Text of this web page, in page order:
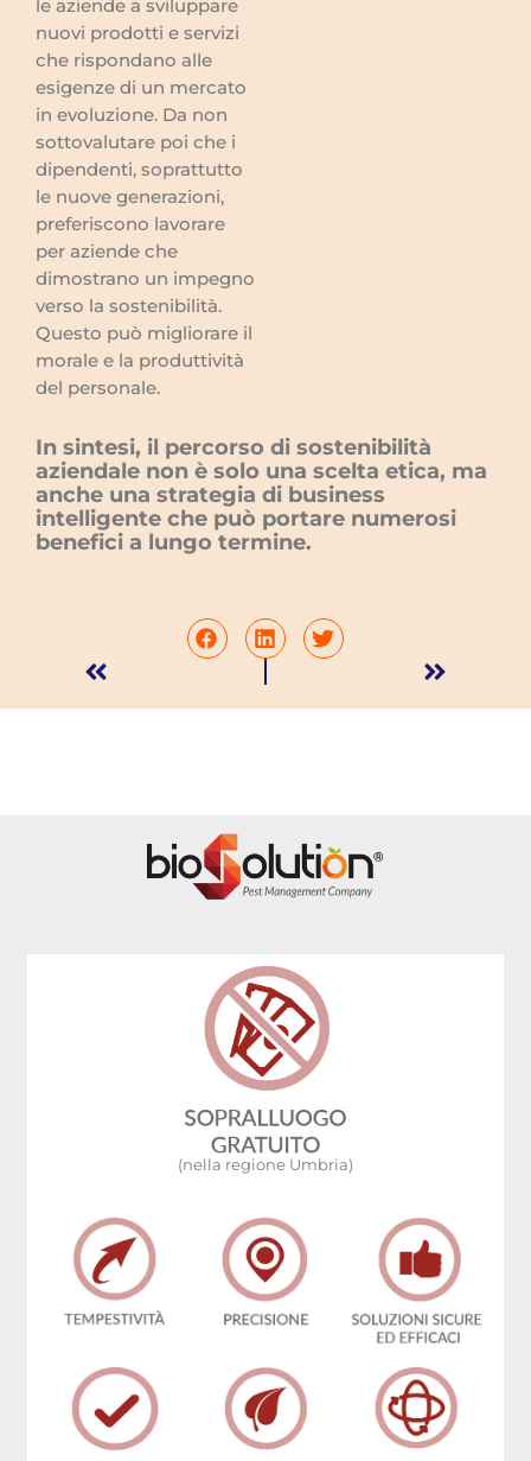
le aziende a sviluppare
nuovi prodotti e servizi
che rispondano alle
esigenze di un mercato
in evoluzione. Da non
sottovalutare poi che i
dipendenti, soprattutto
le nuove generazioni,
preferiscono lavorare
per aziende che
dimostrano un impegno
verso la sostenibilità.
Questo può migliorare il
morale e la produttività
del personale.
In sintesi, il percorso di sostenibilità
aziendale non è solo una scelta etica, ma
anche una strategia di business
intelligente che può portare numerosi
benefici a lungo termine.
(nella regione Umbria)